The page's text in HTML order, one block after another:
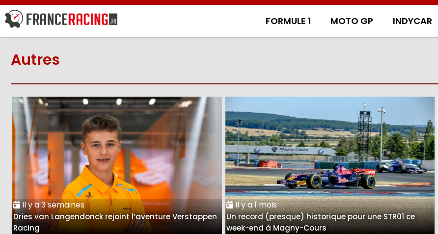
FORMULE 1 MOTO GP INDYCAR
Autres
Il y a 3 semaines
Dries van Langendonck rejoint l’aventure Verstappen
Racing
Il y a 1 mois
Un record (presque) historique pour une STR01 ce
week-end à Magny-Cours